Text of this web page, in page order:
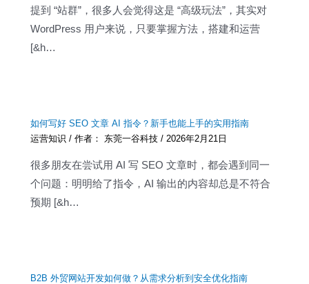
提到 “站群”，很多人会觉得这是 “高级玩法”，其实对
WordPress 用户来说，只要掌握方法，搭建和运营
[&h…
如何写好 SEO 文章 AI 指令？新手也能上手的实用指南
运营知识 / 作者： 东莞一谷科技/2026年2月21日
很多朋友在尝试用 AI 写 SEO 文章时，都会遇到同一
个问题：明明给了指令，AI 输出的内容却总是不符合
预期 [&h…
B2B 外贸网站开发如何做？从需求分析到安全优化指南